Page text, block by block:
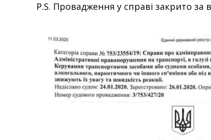
P.S. Провадження у справі закрито за